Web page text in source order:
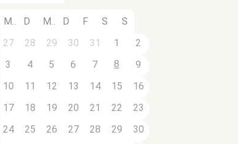
M D M D F S
S
27
28 29 30 31 1
2
3
4 5 6 7 8
9
10
11 12 13 14 15
16
17
18 19 20 21 22
23
24
25 26 27 28 29 30